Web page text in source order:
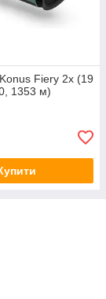
Fiery 2x (19
1353 м)